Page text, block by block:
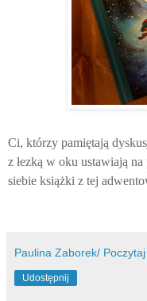
Ci, którzy pamiętają
z łezką w oku ustawiają
siebie książki z tej
Paulina Zaborek/
Udostępnij